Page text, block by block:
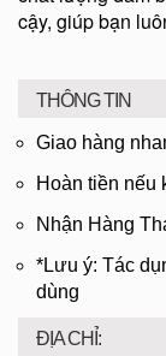
cậy, giúp bạn
THÔNG TIN
Giao hàng
Hoàn tiền nếu
Nhận Hàng
*Lưu ý: Tác
dùng
ĐỊA CHỈ: